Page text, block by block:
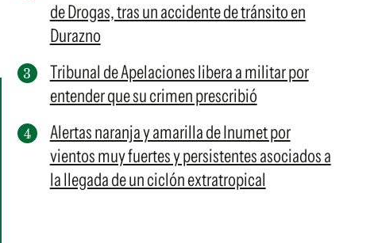
de Drogas, tras un accidente de tránsito en
Durazno
Tribunal de Apelaciones libera a militar por
entender que su crimen prescribió
Alertas naranja y amarilla de Inumet por
vientos muy fuertes y persistentes asociados a
la llegada de un ciclón extratropical